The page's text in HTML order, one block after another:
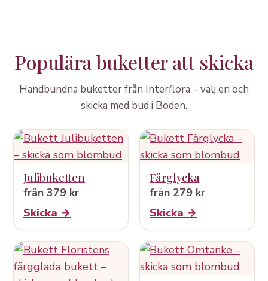
Populära buketter att skicka
Handbundna buketter från Interflora – välj en och
skicka med bud i Boden.
Julibuketten
från 379 kr
Skicka →
Färglycka
från 279 kr
Skicka →